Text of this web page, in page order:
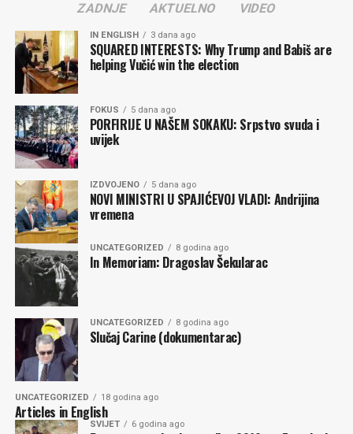
ZADNJE AKTUELNO VIDEO
IN ENGLISH 3 dana ago
SQUARED INTERESTS: Why Trump and Babiš are
helping Vučić win the election
FOKUS 5 dana ago
PORFIRIJE U NAŠEM SOKAKU: Srpstvo svuda i
uvijek
IZDVOJENO 5 dana ago
NOVI MINISTRI U SPAJIĆEVOJ VLADI: Andrijina
vremena
UNCATEGORIZED 8 godina ago
In Memoriam: Dragoslav Šekularac
UNCATEGORIZED 8 godina ago
Slučaj Carine (dokumentarac)
UNCATEGORIZED 18 godina ago
Articles in English
SVIJET 6 godina ago